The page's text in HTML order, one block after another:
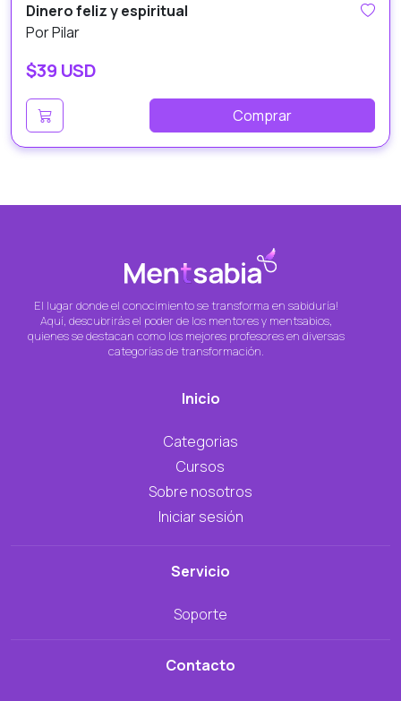
Dinero feliz y espiritual
Por Pilar
$39 USD
Comprar
El lugar donde el conocimiento se transforma en sabiduría!
Aquí, descubrirás el poder de los mentores y mentsabios,
quienes se destacan como los mejores profesores en diversas
categorías de transformación.
Inicio
Categorias
Cursos
Sobre nosotros
Iniciar sesión
Servicio
Soporte
Contacto